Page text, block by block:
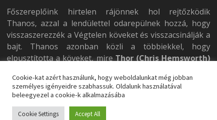
Főszereplőink hirtelen rájönnek hol rejtőzködik
Thanos, azzal a lendülettel odarepülnek hozzá, hogy
visszaszerezzék a Végtelen köveket és visszacsinálják a
bajt. Thanos azonban közli a többiekkel, hogy
elpusztította a köveket, mire Thor (Chris Hemsworth)
Cookie-kat azért használunk, hogy weboldalunkat még jobban
személyes igényeidre szabhassuk. Oldalunk használatával
beleegyezel a cookie-k alkalmazásába
Cookie Settings Accept All